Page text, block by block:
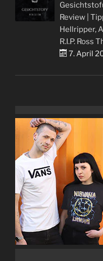
Review |
Hellripper,
R.I.P. Ross
7. April